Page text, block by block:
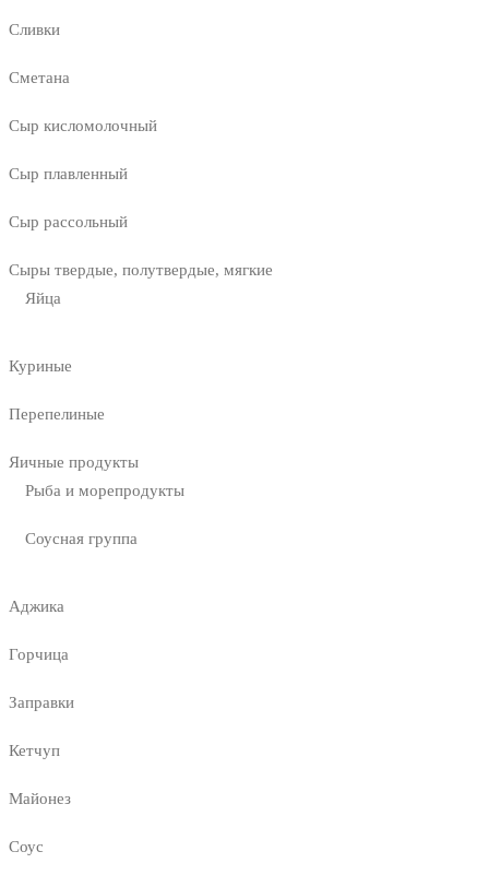
Сливки
Сметана
Сыр кисломолочный
Сыр плавленный
Сыр рассольный
Сыры твердые, полутвердые, мягкие
Яйца
Куриные
Перепелиные
Яичные продукты
Рыба и морепродукты
Соусная группа
Аджика
Горчица
Заправки
Кетчуп
Майонез
Соус